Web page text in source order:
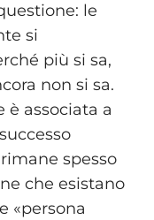
le
si
più si sa,
non si sa.
associata a
spesso
che esistano
«persona